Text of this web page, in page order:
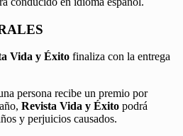
Vida y Éxito finaliza con la entrega
persona recibe un premio por
Revista Vida y Éxito podrá
y perjuicios causados.